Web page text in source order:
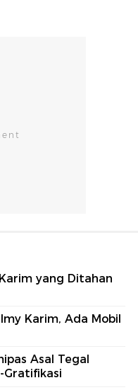
yang Ditahan
Karim, Ada Mobil
Asal Tegal
Gratifikasi